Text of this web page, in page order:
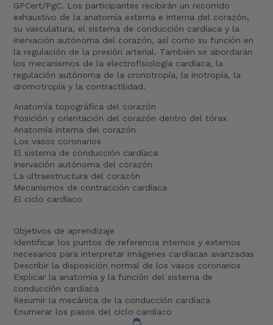
GPCert/PgC. Los participantes recibirán un recorrido
exhaustivo de la anatomía externa e interna del corazón,
su vasculatura, el sistema de conducción cardíaca y la
inervación autónoma del corazón, así como su función en
la regulación de la presión arterial. También se abordarán
los mecanismos de la electrofisiología cardíaca, la
regulación autónoma de la cronotropía, la inotropía, la
dromotropía y la contractilidad.
Anatomía topográfica del corazón
Posición y orientación del corazón dentro del tórax
Anatomía interna del corazón
Los vasos coronarios
El sistema de conducción cardíaca
Inervación autónoma del corazón
La ultraestructura del corazón
Mecanismos de contracción cardíaca
El ciclo cardíaco
Objetivos de aprendizaje
Identificar los puntos de referencia internos y externos
necesarios para interpretar imágenes cardíacas avanzadas
Describir la disposición normal de los vasos coronarios
Explicar la anatomía y la función del sistema de
conducción cardíaca
Resumir la mecánica de la conducción cardíaca
Enumerar los pasos del ciclo cardíaco